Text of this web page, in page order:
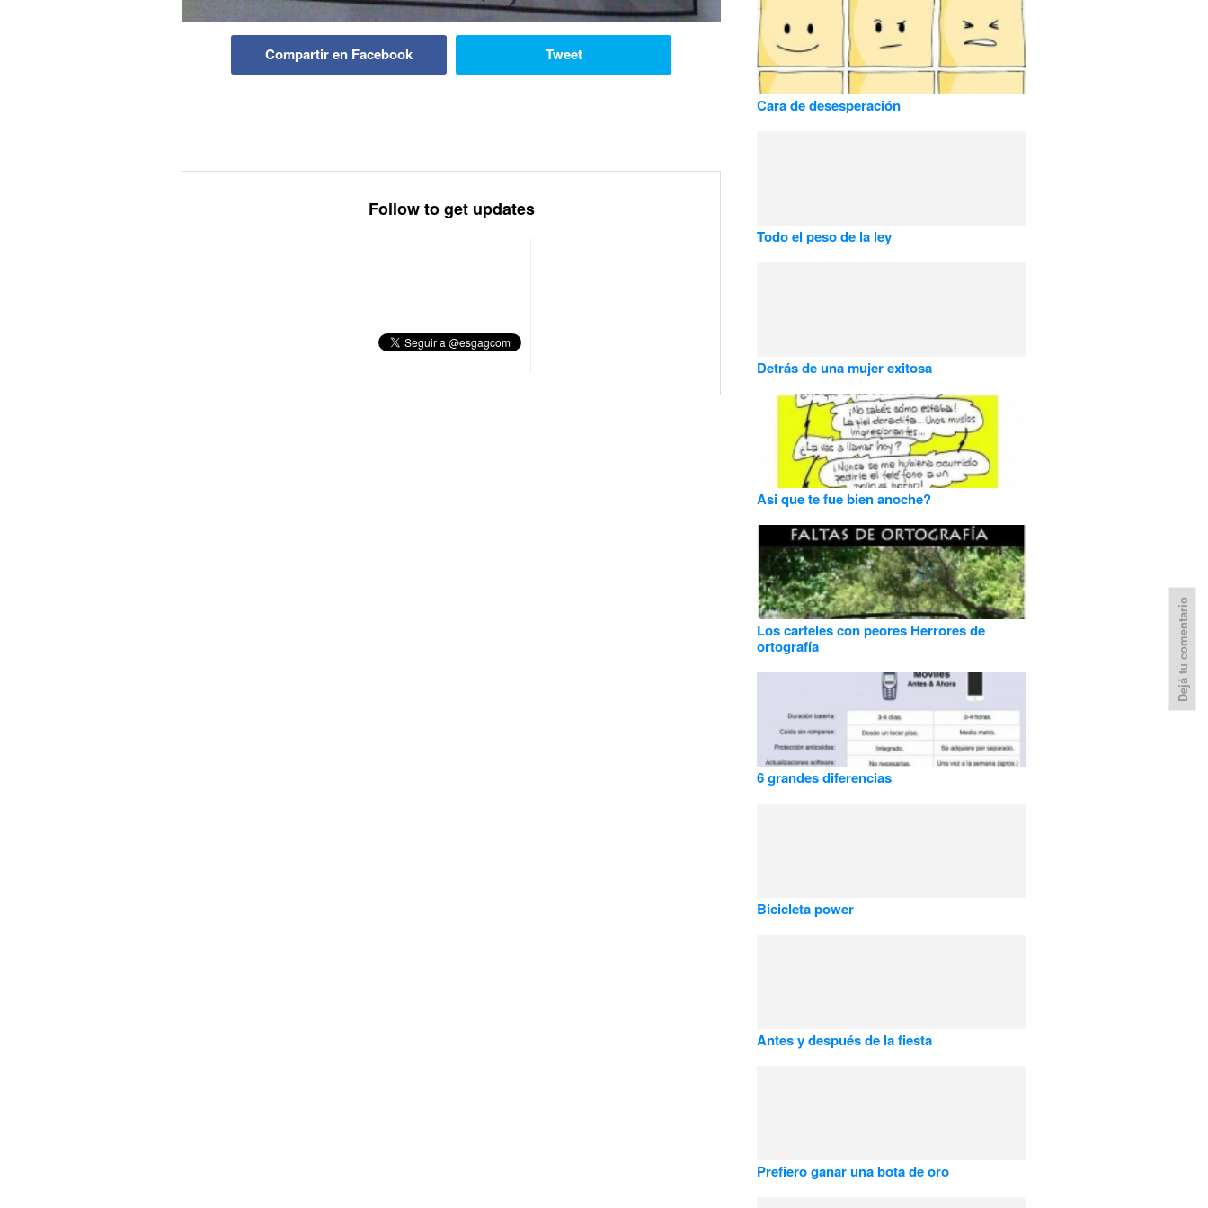
Compartir en Facebook Tweet
Follow to get updates
Cara de desesperación
Todo el peso de la ley
Detrás de una mujer exitosa
Asi que te fue bien anoche?
Los carteles con peores Herrores de
ortografía
6 grandes diferencias
Bicicleta power
Antes y después de la fiesta
Prefiero ganar una bota de oro
Dejá tu comentario